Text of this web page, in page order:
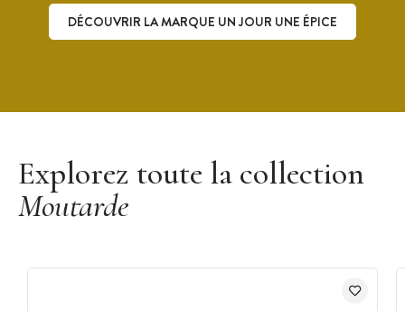
DÉCOUVRIR LA MARQUE UN JOUR UNE ÉPICE
Explorez toute la collection
Moutarde